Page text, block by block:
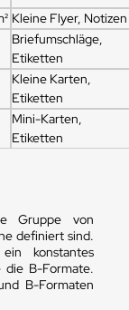
Kleine Flyer, Notizen
Briefumschläge,
Etiketten
Kleine Karten,
Etiketten
Mini-Karten,
Etiketten
Gruppe von
definiert sind.
konstantes
die B-Formate.
B-Formaten